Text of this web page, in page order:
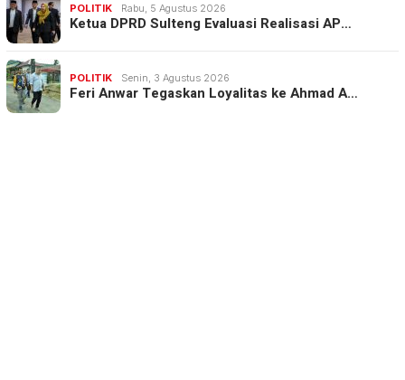
POLITIK Rabu, 5 Agustus 2026
Ketua DPRD Sulteng Evaluasi Realisasi AP…
POLITIK Senin, 3 Agustus 2026
Feri Anwar Tegaskan Loyalitas ke Ahmad A…